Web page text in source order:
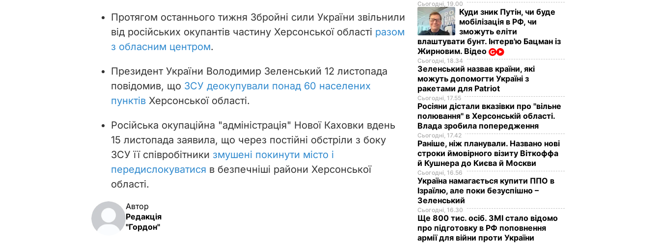
Протягом останнього тижня Збройні сили України звільнили
від російських окупантів частину Херсонської області разом
з обласним центром.
Президент України Володимир Зеленський 12 листопада
повідомив, що ЗСУ деокупували понад 60 населених
пунктів Херсонської області.
Російська окупаційна "адміністрація" Нової Каховки вдень
15 листопада заявила, що через постійні обстріли з боку
ЗСУ її співробітники змушені покинути місто і
передислокуватися в безпечніші райони Херсонської
області.
Автор
Редакція
"Гордон"
Сьогодні, 19.00
Куди зник Путін, чи буде
мобілізація в РФ, чи
зможуть еліти
влаштувати бунт. Інтерв'ю Бацман із
Жирновим. Відео
Сьогодні, 18.34
Зеленський назвав країни, які
можуть допомогти Україні з
ракетами для Patriot
Сьогодні, 17.55
Росіяни дістали вказівки про "вільне
полювання" в Херсонській області.
Влада зробила попередження
Сьогодні, 17.42
Раніше, ніж планували. Названо нові
строки ймовірного візиту Віткоффа
й Кушнера до Києва й Москви
Сьогодні, 16.56
Україна намагається купити ППО в
Ізраїлю, але поки безуспішно –
Зеленський
Сьогодні, 16.30
Ще 800 тис. осіб. ЗМІ стало відомо
про підготовку в РФ поповнення
армії для війни проти України